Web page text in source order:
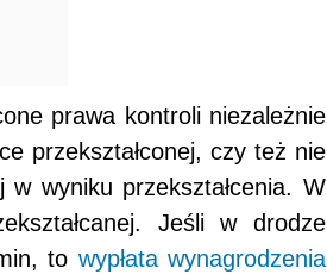
prawa kontroli niezależnie
przekształconej, czy też nie
w wyniku przekształcenia. W
Jeśli w drodze
to wypłata wynagrodzenia